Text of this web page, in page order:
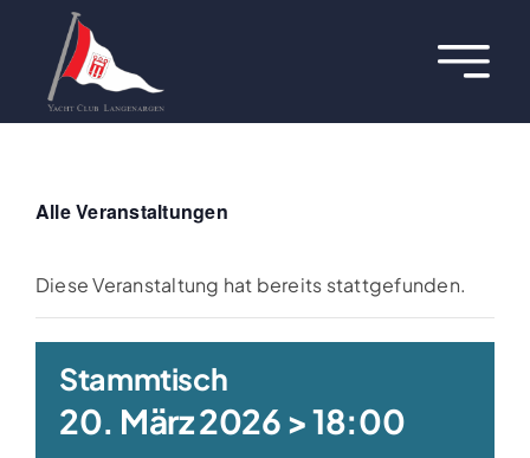
springen
Über uns
Termine
Aktuelles
Regatten
Hafen
Alle Veranstaltungen
Diese Veranstaltung hat bereits stattgefunden.
Stammtisch
20. März 2026 > 18:00